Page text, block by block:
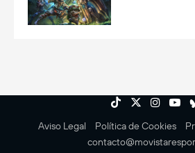
Aviso Legal Política de Cookies